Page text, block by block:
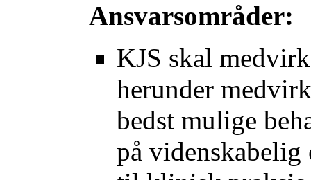
Ansvarsområder:
KJS skal
herunder
bedst mulige
på videnskabelig